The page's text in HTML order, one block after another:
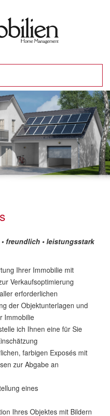
freundlich • leistungsstark
Ihrer Immobilie mit
Verkaufsoptimierung
erforderlichen
der Objektunterlagen und
Immobilie
ich Ihnen eine für Sie
farbigen Exposés mit
zur Abgabe an
eines
Ihres Objektes mit Bildern